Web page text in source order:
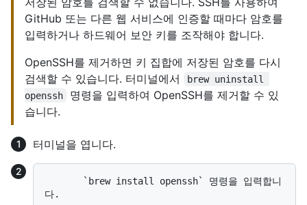
GitHub 또는 다른 웹 서비스에 인증할 때마다 암호를
입력하거나 하드웨어 보안 키를 조작해야 합니다.
OpenSSH를 제거하면 키 집합에 저장된 암호를 다시
검색할 수 있습니다. 터미널에서
brew uninstall
openssh
명령을 입력하여 OpenSSH를 제거할 수 있
습니다.
터미널을 엽니다.